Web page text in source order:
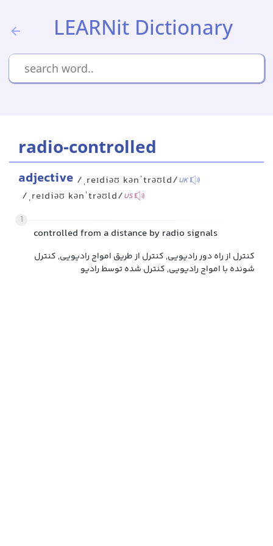
LEARNit Dictionary
radio-controlled
adjective /ˌreɪdiəʊ kənˈtrəʊld/UK
/ˌreɪdiəʊ kənˈtrəʊld/US
1
controlled from a distance by radio signals
کنترل از راه دور رادیویی, کنترل از طریق امواج رادیویی, کنترل
شونده با امواج رادیویی, کنترل شده توسط رادیو